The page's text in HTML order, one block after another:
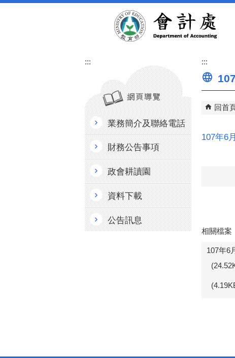
:::
業務簡介及聯絡電話
財務公告事項
政會耕讀園
資料下載
公告訊息
:::
回首
107年6
相關檔案
107年6